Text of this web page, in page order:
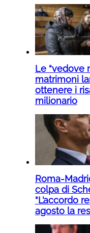
Le “vedove
matrimoni
ottenere i
milionario
Roma-
colpa di
“L’accordo
agosto la